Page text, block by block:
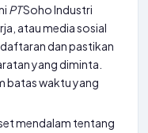
PTSoho Industri
atau media sosial
dan pastikan
yang diminta.
batas waktu yang
mendalam tentang